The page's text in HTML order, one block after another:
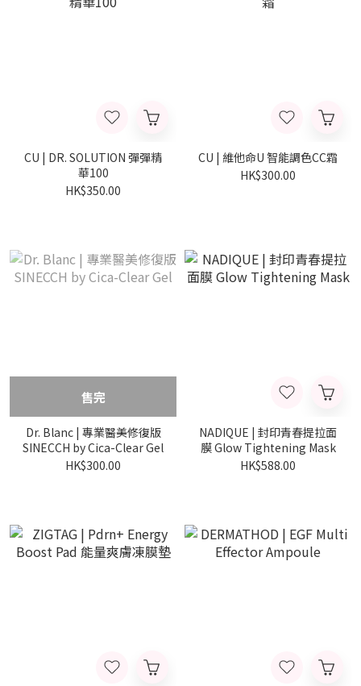
CU | DR. SOLUTION 彈彈精
華100
HK$350.00
CU | 維他命U 智能調色CC霜
HK$300.00
售完
Dr. Blanc | 專業醫美修復版
SINECCH by Cica-Clear Gel
HK$300.00
NADIQUE | 封印青春提拉面
膜 Glow Tightening Mask
HK$588.00